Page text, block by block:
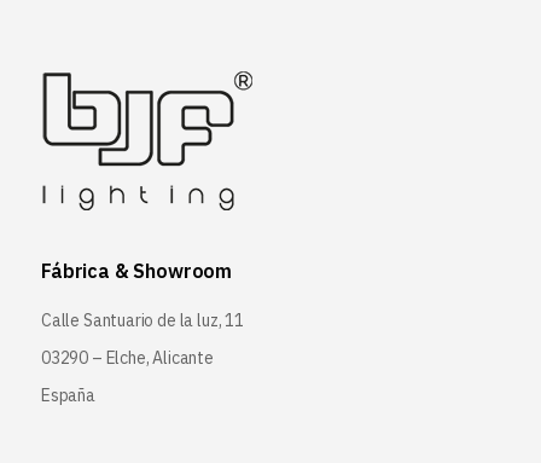
Fábrica & Showroom
Calle Santuario de la luz, 11
03290 – Elche, Alicante
España